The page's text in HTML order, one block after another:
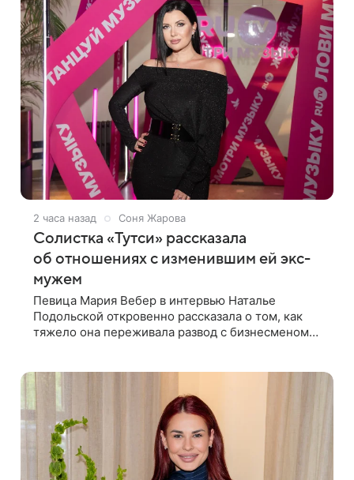
2 часа назад Соня Жарова
Солистка «Тутси» рассказала
об отношениях с изменившим ей экс-
мужем
Певица Мария Вебер в интервью Наталье
Подольской откровенно рассказала о том, как
тяжело она переживала развод с бизнесменом